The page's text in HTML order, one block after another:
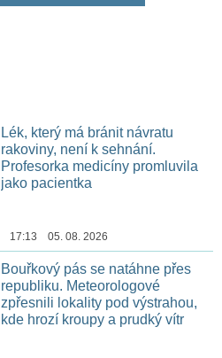
Lék, který má bránit návratu
rakoviny, není k sehnání.
Profesorka medicíny promluvila
jako pacientka
17:13 05. 08. 2026
Bouřkový pás se natáhne přes
republiku. Meteorologové
zpřesnili lokality pod výstrahou,
kde hrozí kroupy a prudký vítr